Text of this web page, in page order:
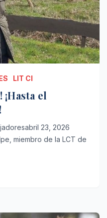
LIT CI
¡Hasta el
23, 2026
miembro de la LCT de